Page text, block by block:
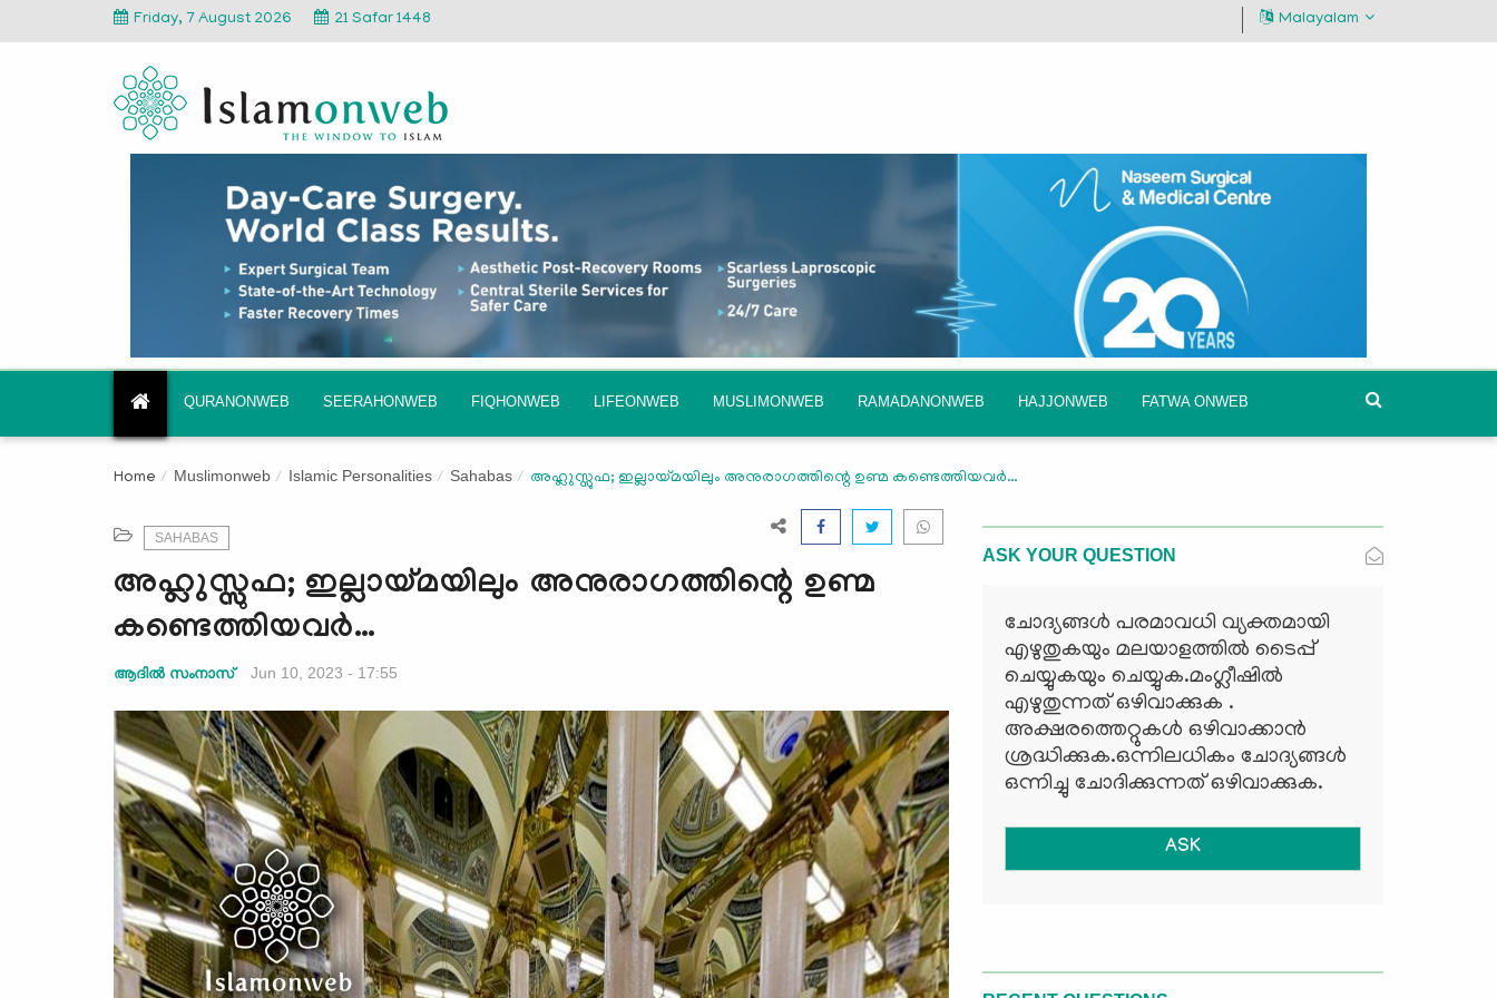
Friday, 7 August 2026 21 Safar 1448 Malayalam
QURANONWEB SEERAHONWEB FIQHONWEB LIFEONWEB MUSLIMONWEB RAMADANONWEB HAJJONWEB FATWA ONWEB
Home Muslimonweb Islamic Personalities Sahabas അഹ്ലുസ്സുഫ; ഇല്ലായ്മയിലും അനുരാഗത്തിന്റെ ഉണ്മ കണ്ടെത്തിയവർ…
SAHABAS
അഹ്ലുസ്സുഫ; ഇല്ലായ്മയിലും അനുരാഗത്തിന്റെ ഉണ്മ
കണ്ടെത്തിയവർ…
ആദില്‍ സംനാസ് Jun 10, 2023 - 17:55
ASK YOUR QUESTION
ചോദ്യങ്ങള്‍ പരമാവധി വ്യക്തമായി
എഴുതുകയും മലയാളത്തില്‍ ടൈപ്പ്
ചെയ്യുകയും ചെയ്യുക.മംഗ്ലീഷില്‍
എഴുതുന്നത് ഒഴിവാക്കുക .
അക്ഷരത്തെറ്റുകള്‍ ഒഴിവാക്കാന്‍
ശ്രദ്ധിക്കുക.ഒന്നിലധികം ചോദ്യങ്ങള്‍
ഒന്നിച്ചു ചോദിക്കുന്നത് ഒഴിവാക്കുക.
ASK